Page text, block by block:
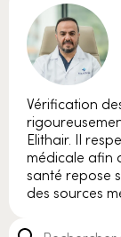
Vérification
Elithair. Il
médicale afin
santé repose
des sources